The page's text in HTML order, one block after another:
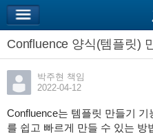
Confluence 양식(템플릿)
박주현 책임
2022-04-12
Confluence는 템플릿 만들기
를 쉽고 빠르게 만들 수 있는 방